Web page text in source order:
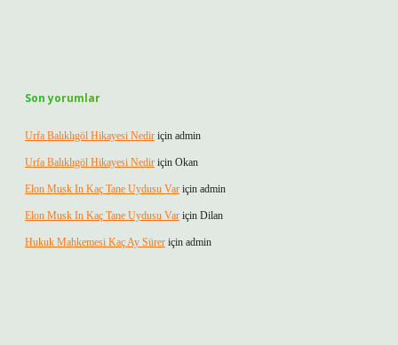
Son yorumlar
Urfa Balıklıgöl Hikayesi Nedir için admin
Urfa Balıklıgöl Hikayesi Nedir için Okan
Elon Musk In Kaç Tane Uydusu Var için admin
Elon Musk In Kaç Tane Uydusu Var için Dilan
Hukuk Mahkemesi Kaç Ay Sürer için admin